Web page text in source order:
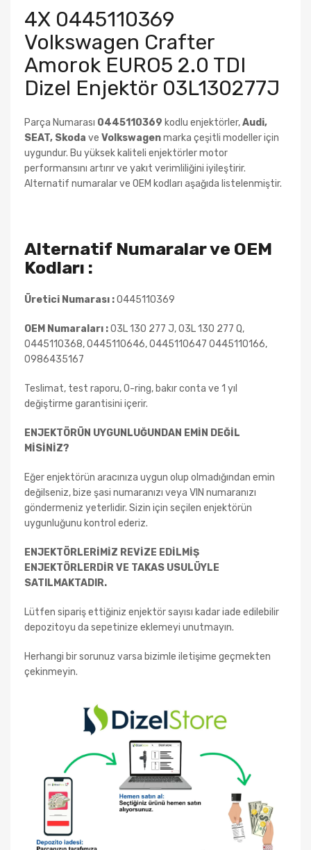
4X 0445110369
Volkswagen Crafter
Amorok EURO5 2.0 TDI
Dizel Enjektör 03L130277J
Parça Numarası 0445110369 kodlu enjektörler,Audi,
SEAT, Skoda ve Volkswagenmarka çeşitli modeller için
uygundur. Bu yüksek kaliteli enjektörler motor
performansını artırır ve yakıt verimliliğini iyileştirir.
Alternatif numaralar ve OEM kodları aşağıda listelenmiştir.
Alternatif Numaralar ve OEM
Kodları :
Üretici Numarası :0445110369
OEM Numaraları :03L 130 277 J, 03L 130 277 Q,
0445110368, 0445110646, 0445110647 0445110166,
0986435167
Teslimat, test raporu, O-ring, bakır conta ve 1 yıl
değiştirme garantisini içerir.
ENJEKTÖRÜN UYGUNLUĞUNDAN EMİN DEĞİL
MİSİNİZ?
Eğer enjektörün aracınıza uygun olup olmadığından emin
değilseniz, bize şasi numaranızı veya VIN numaranızı
göndermeniz yeterlidir. Sizin için seçilen enjektörün
uygunluğunu kontrol ederiz.
ENJEKTÖRLERİMİZ REVİZE EDİLMİŞ
ENJEKTÖRLERDİR VE TAKAS USULÜYLE
SATILMAKTADIR.
Lütfen sipariş ettiğiniz enjektör sayısı kadar iade edilebilir
depozitoyu da sepetinize eklemeyi unutmayın.
Herhangi bir sorunuz varsa bizimle iletişime geçmekten
çekinmeyin.